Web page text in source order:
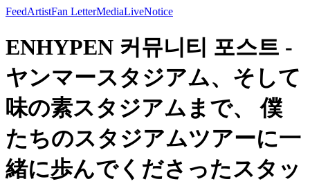
FeedArtistFan LetterMediaLiveNotice
ENHYPEN 커뮤니티 포스트 -
ヤンマースタジアム、そして
味の素スタジアムまで、 僕
たちのスタジアムツアーに一
緒に歩んでくださったスタッ